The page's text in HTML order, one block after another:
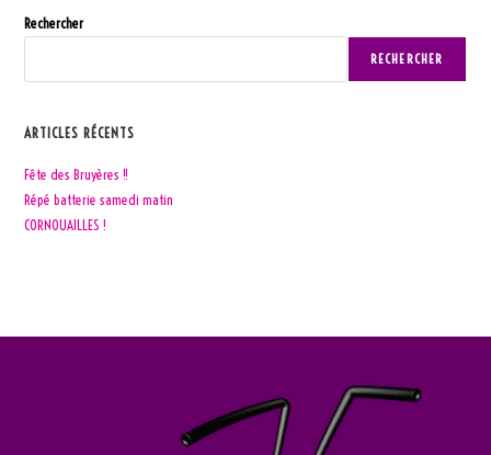
Rechercher
RECHERCHER
ARTICLES RÉCENTS
Fête des Bruyères !!
Répé batterie samedi matin
CORNOUAILLES !